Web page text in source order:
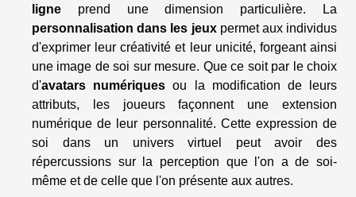
ligne prend une dimension particulière. La
personnalisation dans les jeuxpermet aux individus
d'exprimer leur créativité et leur unicité, forgeant ainsi
une image de soi sur mesure. Que ce soit par le choix
d'avatars numériques ou la modification de leurs
attributs, les joueurs façonnent une extension
numérique de leur personnalité. Cette expression de
soi dans un univers virtuel peut avoir des
répercussions sur la perception que l'on a de soi-
même et de celle que l'on présente aux autres.